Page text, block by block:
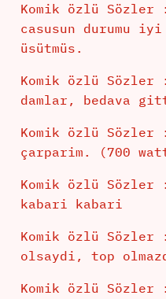
Komik özlü Sözler
casusun durumu
üsütmüs.
Komik özlü
damlar, bedava
Komik özlü Sözler
çarparim. (700
Komik özlü
kabari kabari
Komik özlü
olsaydi, top
Komik özlü